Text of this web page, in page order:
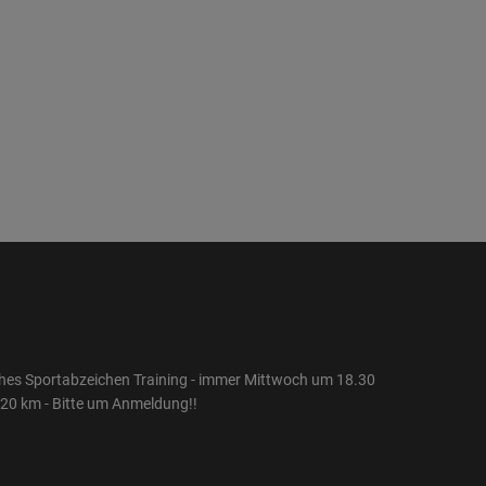
Sportabzeichen Training - immer Mittwoch um 18.30
km - Bitte um Anmeldung!!